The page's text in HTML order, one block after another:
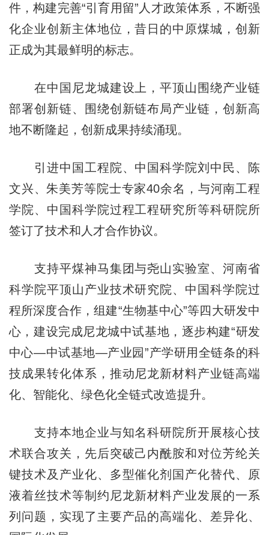
件，构建完善“引育用留”人才政策体系，不断强
化企业创新主体地位，昔日的中原煤城，创新
正成为其最鲜明的标志。
在中国尼龙城建设上，平顶山围绕产业链
部署创新链、围绕创新链布局产业链，创新高
地不断隆起，创新成果持续涌现。
引进中国工程院、中国科学院刘中民、陈
文兴、朱美芳等院士专家40余名，与河南工程
学院、中国科学院过程工程研究所等科研院所
签订了技术和人才合作协议。
支持平煤神马集团与尧山实验室、河南省
科学院平顶山产业技术研究院、中国科学院过
程所深度合作，组建“生物基中心”等四大研发中
心，建设完成尼龙城中试基地，逐步构建“研发
中心—中试基地—产业园”产学研用全链条的科
技成果转化体系，推动尼龙新材料产业链高端
化、智能化、绿色化全链式改造提升。
支持本地企业与知名科研院所开展核心技
术联合攻关，先后突破己内酰胺和对位芳纶关
键技术及产业化、多型催化剂国产化替代、原
液着丝技术等制约尼龙新材料产业发展的一系
列问题，实现了主要产品的高端化、差异化、